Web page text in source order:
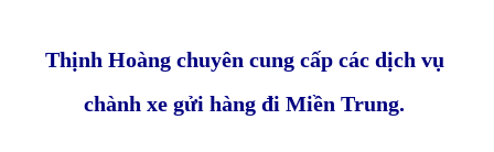
Thịnh Hoàng chuyên cung cấp các dịch vụ
chành xe gửi hàng đi Miền Trung.